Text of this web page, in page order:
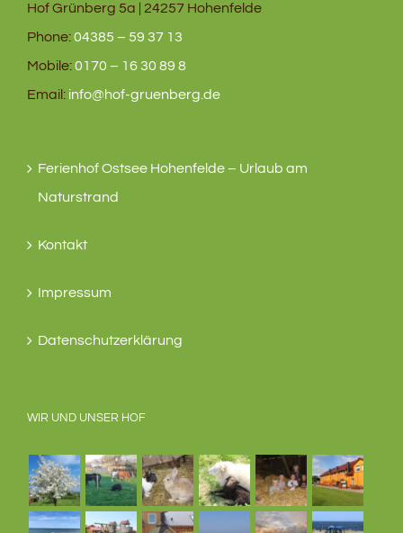
Hof Grünberg 5a | 24257 Hohenfelde
Phone:04385 – 59 37 13
Mobile:0170 – 16 30 89 8
Email: info@hof-gruenberg.de
Ferienhof Ostsee Hohenfelde – Urlaub am
Naturstrand
Kontakt
Impressum
Datenschutzerklärung
WIR UND UNSER HOF